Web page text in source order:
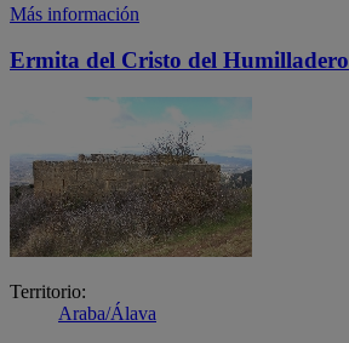
Más información
Ermita del Cristo del Humilladero
Territorio:
Araba/Álava